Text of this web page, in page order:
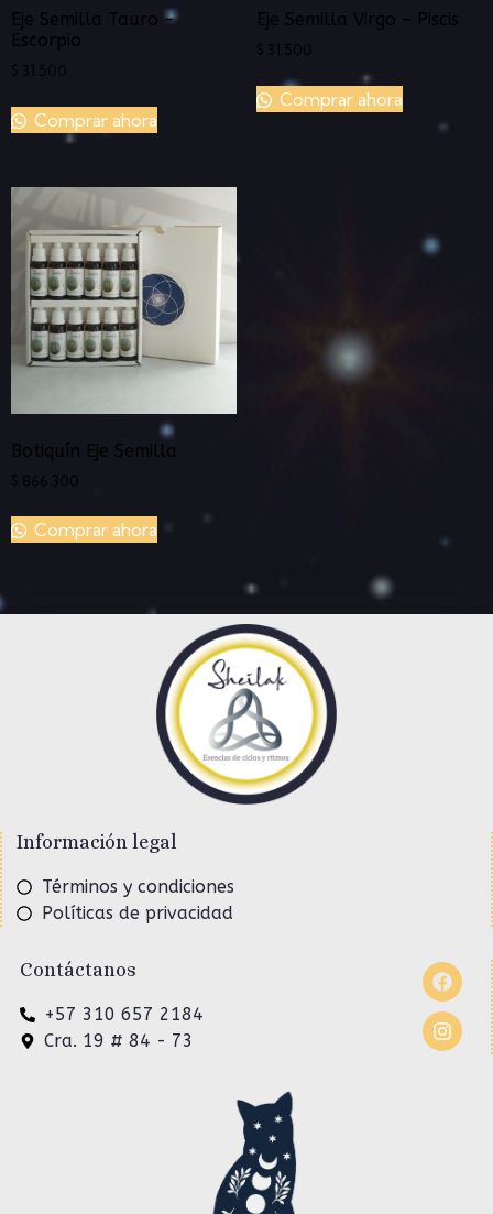
Eje Semilla Tauro –
Escorpio
$ 31.500
Comprar ahora
Eje Semilla Virgo – Piscis
$ 31.500
Comprar ahora
Botiquín Eje Semilla
$ 866.300
Comprar ahora
Información legal
Términos y condiciones
Políticas de privacidad
Contáctanos
+57 310 657 2184
Cra. 19 # 84 - 73